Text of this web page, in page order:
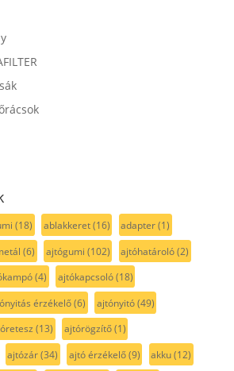
(18) ablakkeret(16) adapter(1)
(6) ajtógumi (102) ajtóhatároló(2)
(4) ajtókapcsoló(18)
érzékelő(6) ajtónyitó(49)
(13) ajtórögzítő(1)
ajtózár(34) ajtó érzékelő(9) akku(12)